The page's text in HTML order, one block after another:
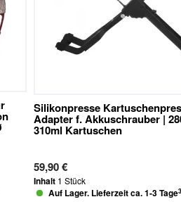
Silikonpresse
Adapter f. Akkuschrauber |
310ml Kartuschen
59,90 €
Inhalt 1 Stück
Auf Lager. Lieferzeit ca. 1-3 Tage3